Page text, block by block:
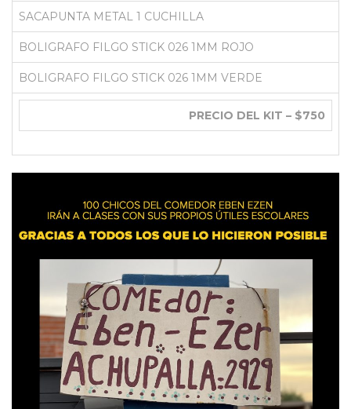
SACAPUNTA METAL 1 CUCHILLA
BOLIGRAFO FILGO STICK 026 1MM ROJO
BOLIGRAFO FILGO STICK 026 1MM VERDE
PRECIO DEL KIT – $750